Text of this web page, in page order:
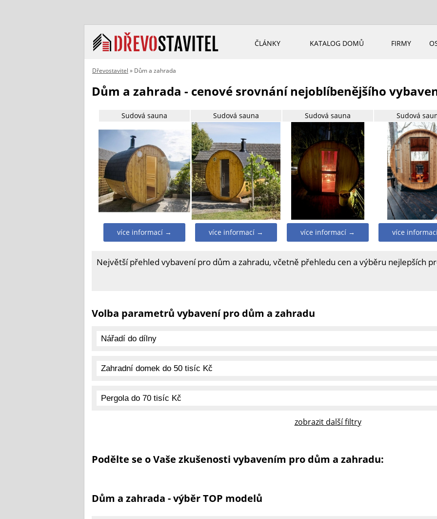
ČLÁNKY KATALOG DOMŮ FIRMY
Dřevostavitel » Dům a zahrada
Dům a zahrada - cenové srovnání nejoblíbenějšího
Sudová sauna
více informací →
Sudová sauna
více informací →
Sudová sauna
více informací →
Sudová
více
Největší přehled vybavení pro dům a zahradu, včetně přehledu cen a výběru nejlepších
Volba parametrů vybavení pro dům a zahradu
zobrazit další filtry
Podělte se o Vaše zkušenosti vybavením pro dům a zahradu:
Dům a zahrada - výběr TOP modelů